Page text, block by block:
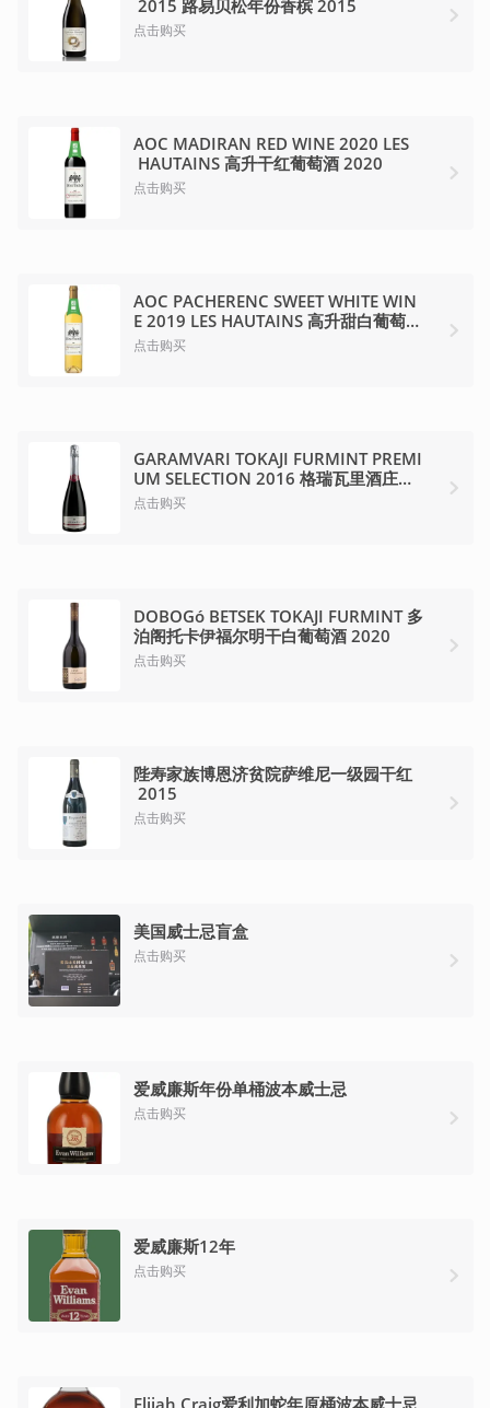
2015 路易贝松年份香槟 2015
点击购买
AOC MADIRAN RED WINE 2020 LES
HAUTAINS 高升干红葡萄酒 2020
点击购买
AOC PACHERENC SWEET WHITE WIN
E 2019 LES HAUTAINS 高升甜白葡萄酒
2019
点击购买
GARAMVARI TOKAJI FURMINT PREMI
UM SELECTION 2016 格瑞瓦里酒庄托
卡伊起泡酒 2016
点击购买
DOBOGó BETSEK TOKAJI FURMINT 多
泊阁托卡伊福尔明干白葡萄酒 2020
点击购买
陛寿家族博恩济贫院萨维尼一级园干红
2015
点击购买
美国威士忌盲盒
点击购买
爱威廉斯年份单桶波本威士忌
点击购买
爱威廉斯12年
点击购买